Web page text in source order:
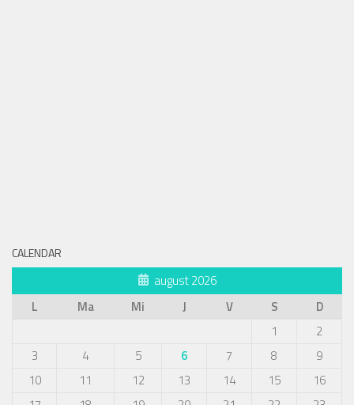
CALENDAR
august 2026
L
Ma Mi J V S
D
1
2
3
4 5 6 7 8
9
10
11 12 13 14 15
16